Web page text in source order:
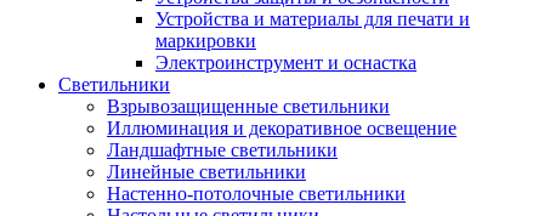
Устройства и материалы для печати и
маркировки
Электроинструмент и оснастка
Светильники
Взрывозащищенные светильники
Иллюминация и декоративное освещение
Ландшафтные светильники
Линейные светильники
Настенно-потолочные светильники